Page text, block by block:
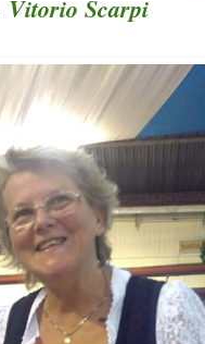
Vitorio Scarpi